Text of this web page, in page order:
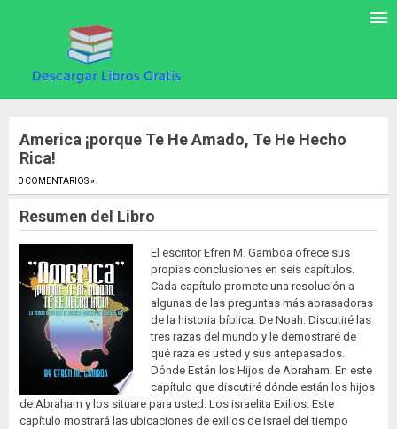
America ¡porque Te He Amado, Te He Hecho
Rica!
0 COMENTARIOS ».
Resumen del Libro
El escritor Efren M. Gamboa ofrece sus
propias conclusiones en seis capítulos.
Cada capítulo promete una resolución a
algunas de las preguntas más abrasadoras
de la historia bíblica. De Noah: Discutiré las
tres razas del mundo y le demostraré de
qué raza es usted y sus antepasados.
Dónde Están los Hijos de Abraham: En este
capítulo que discutiré dónde están los hijos
de Abraham y los situare para usted. Los israelita Exilios: Este
capítulo mostrará las ubicaciones de exilios de Israel del tiempo